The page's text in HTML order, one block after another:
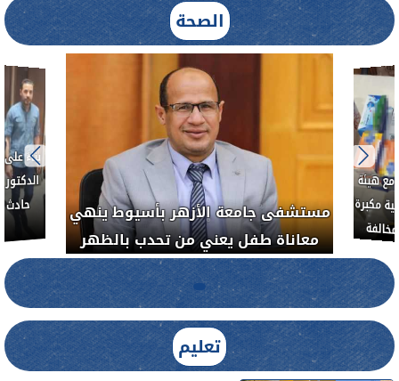
الصحة
مستشفى جامعة الأزهر
معاناة طفل يعني من
الحر بمنفلوط بالتعاون مع هيئة
المصرية يشن حملة رقابية مكبرة
المنشآت الطبية المخالفة
تعليم